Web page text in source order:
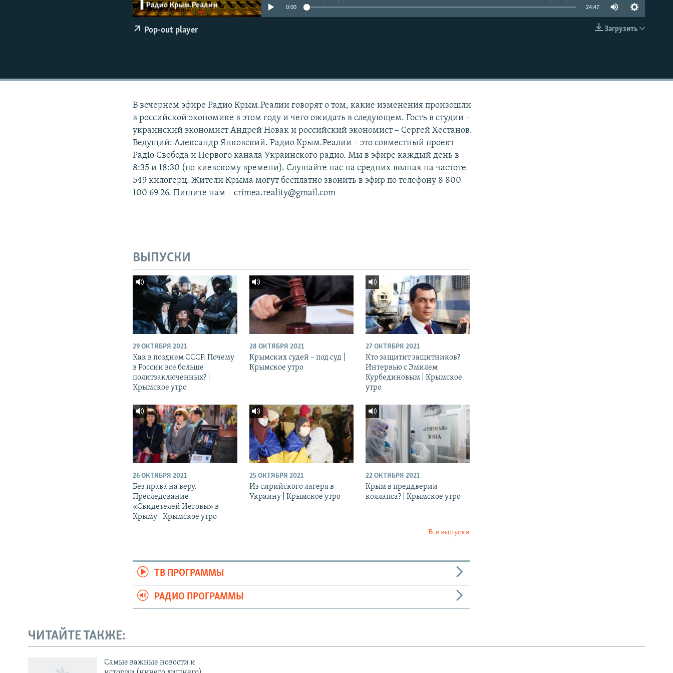
EMBED
0:00 24:47
Загрузить
Pop-out player
В вечернем эфире Радио Крым.Реалии говорят о том, какие изменения произошли
в российской экономике в этом году и чего ожидать в следующем. Гость в студии –
украинский экономист Андрей Новак и российский экономист – Сергей Хестанов.
Ведущий: Александр Янковский. Радио Крым.Реалии – это совместный проект
Радіо Свобода и Первого канала Украинского радио. Мы в эфире каждый день в
8:35 и 18:30 (по киевскому времени). Слушайте нас на средних волнах на частоте
549 килогерц. Жители Крыма могут бесплатно звонить в эфир по телефону 8 800
100 69 26. Пишите нам – crimea.reality@gmail.com
ВЫПУСКИ
29 ОКТЯБРЯ 2021
Как в позднем СССР. Почему
в России все больше
политзаключенных? |
Крымское утро
28 ОКТЯБРЯ 2021
Крымских судей – под суд |
Крымское утро
27 ОКТЯБРЯ 2021
Кто защитит защитников?
Интервью с Эмилем
Курбединовым | Крымское
утро
26 ОКТЯБРЯ 2021
Без права на веру.
Преследование
«Свидетелей Иеговы» в
Крыму | Крымское утро
25 ОКТЯБРЯ 2021
Из сирийского лагеря в
Украину | Крымское утро
22 ОКТЯБРЯ 2021
Крым в преддверии
коллапса? | Крымское утро
Все выпуски
ТВ ПРОГРАММЫ
РАДИО ПРОГРАММЫ
ЧИТАЙТЕ ТАКЖЕ:
Cамые важные новости и